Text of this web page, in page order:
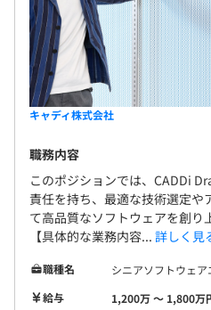
キャディ株式会社
職務内容
このポジションでは、CADDi
責任を持ち、最適な技術選定や
て高品質なソフトウェアを創り
【具体的な業務内容... 詳しく見
職種名
シニアソフトウェア
給与
1,200万 〜 1,800万